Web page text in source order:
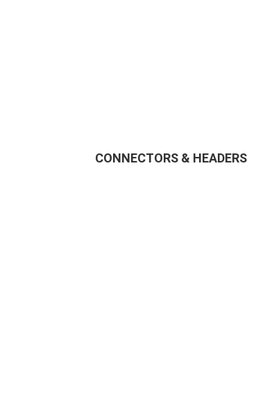
CONNECTORS & HEADERS